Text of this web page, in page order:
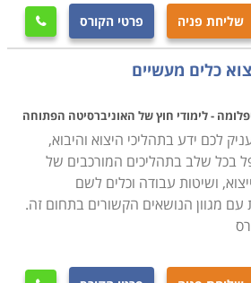
קצרה ואין כל תנאי קבלה, כך
ומרתק אפשר להתחיל לסלול את
המאפשרת השתלבות במקומות
פתיחת עסק עצמאי בתחום וזאת
והשאיפות שלכם.
עשויים ללמוד רבות במסגרת קורס
נוספים כך שהעסק שלהם יתפקד
מדובר במסלול לימוד מקיף ומעשיר
המודרנית היא רבה מאוד.
בקטגוריה זו מסלולי הכשרה כפקידי
שליחת פניה פרטי הקורס 
כלים מעשיים
- לימודי חוץ של האוניברסיטה הפתוחה
לכם ידע בתהליכי היצוא והיבוא,
בכל שלב בתהליכים המורכבים של
ושיטות עבודה וכלים לשם
עם מגוון הנושאים הקשורים בתחום זה.